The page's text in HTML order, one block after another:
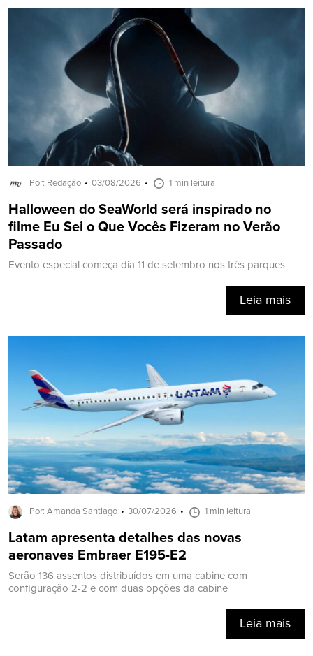
Por: Redação 03/08/2026 1 min leitura
Halloween do SeaWorld será inspirado no
filme Eu Sei o Que Vocês Fizeram no Verão
Passado
Evento especial começa dia 11 de setembro nos três parques
Leia mais
Por: Amanda Santiago 30/07/2026 1 min leitura
Latam apresenta detalhes das novas
aeronaves Embraer E195-E2
Serão 136 assentos distribuídos em uma cabine com
configuração 2-2 e com duas opções da cabine
Leia mais